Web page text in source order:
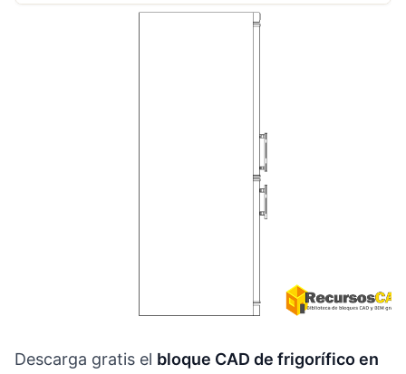
Descarga gratis el bloque CAD de frigorífico en